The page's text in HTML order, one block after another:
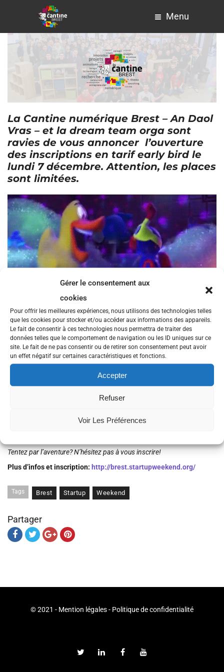
Gérer le consentement aux
cookies
Pour offrir les meilleures expériences, nous utilisons des technologies telles
que les cookies pour stocker et/ou accéder aux informations des appareils.
Le fait de consentir à ces technologies nous permettra de traiter des
données telles que le comportement de navigation ou les ID uniques sur ce
site. Le fait de ne pas consentir ou de retirer son consentement peut avoir
un effet négatif sur certaines caractéristiques et fonctions.
Accepter
Refuser
Voir Les Préférences
Menu
La Cantine numérique Brest – An Daol
Vras – et la dream team orga sont
ravies de vous annoncer l’ouverture
des inscriptions en tarif early bird le
lundi 7 décembre. Attention, les places
sont limitées.
Pour info, la troisième édition du Startup Weekend Brest aura lieu du
29 au 31 janvier 2016 à l’ISEN Brest.
C’est quoi un Startup Weekend ?
Un Startup Weekend est un événement réunissant en un lieu unique
startups «viables » en 54 heures.
Le Startup Weekend Brest est ouvert à tous les profils : étudiants,
Tentez par l’aventure? N’hésitez pas à vous inscrire!
Plus d’infos et inscription: http://brest.startupweekend.org/
Tags Brest Startup Weekend
Partager
© 2021 - Mention légales- Politique de confidentialité